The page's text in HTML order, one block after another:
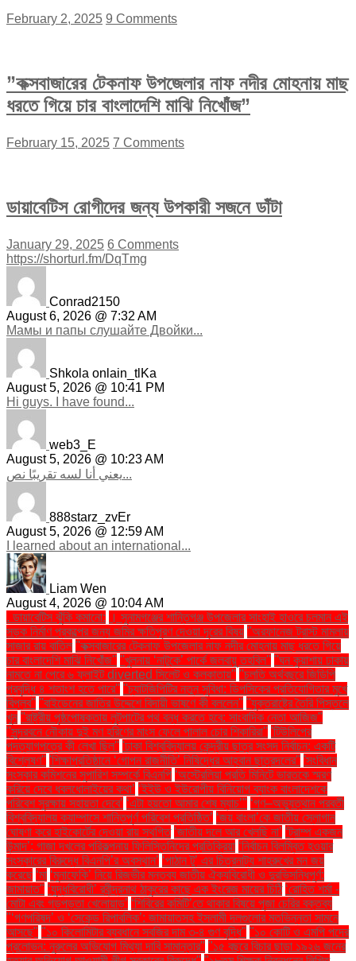
February 2, 2025 9 Comments
”কক্সবাজারের টেকনাফ উপজেলার নাফ নদীর মোহনায় মাছ
ধরতে গিয়ে চার বাংলাদেশি মাঝি নিখোঁজ”
February 15, 2025 7 Comments
ডায়াবেটিস রোগীদের জন্য উপকারী সজনে ডাঁটা
January 29, 2025 6 Comments
https://shorturl.fm/DqTmg
Conrad2150
August 6, 2026 @ 7:32 AM
Мамы и папы слушайте Двойки...
Shkola onlain_tlKa
August 5, 2026 @ 10:41 PM
Hi guys. I have found...
web3_E
August 5, 2026 @ 10:23 AM
يعني أنا لسه تقريبًا نص...
888starz_zvEr
August 5, 2026 @ 12:59 AM
I learned about an international...
Liam Wen
August 4, 2026 @ 10:04 AM
. ডায়াবেটিস ঝুঁকি কমানো:
। সুনামগঞ্জের শান্তিগঞ্জ উপজেলার সাংহাই হাওরে চলমান এই
সড়ক নির্মাণ প্রকল্পের জন্য জমির ক্ষতিপূরণ দেওয়া দূরের বিষয় ''অরফানেজ ট্রাস্ট মামলায়
সাজার রায় বাতিল ''কক্সবাজারের টেকনাফ উপজেলার নাফ নদীর মোহনায় মাছ ধরতে গিয়ে
চার বাংলাদেশি মাঝি নিখোঁজ'' ''খুলনায় ‘নাটুকে’ পার্কে জলবায়ু তহবিল'' ''ঘন কুয়াশায় ঢাকায়
নামতে না পেরে ৬ ফ্লাইট diverted সিলেট ও কলকাতায়'' ''চলতি অর্থবছরে জিডিপি
প্রবৃদ্ধি ৪ শতাংশ হতে পারে'' ''চ্যাটজিপিটির নতুন সুবিধা: ডিপসিকের প্রতিযোগিতার মুখে
বিপ্লব'' ''বাইডেনের জাতির উদ্দেশে বিদায়ী ভাষণে কী বললেন'' ''যুক্তরাষ্ট্রে তৈরি পিস্তলে
খুন ''রাষ্ট্রীয় পৃষ্ঠপোষকতায় লুটপাটের পথ বন্ধ করতে হবে: সাংবাদিক নেতা আজিজ"
''সুন্দরবনে নৌকায় দুই মণ হরিণের মাংস ফেলে পালাল চোর শিকারিরা'' 'টিউলিপের
পদত্যাগপত্রে কী লেখা ছিল'' 'ঢাকা বিশ্ববিদ্যালয় কেন্দ্রীয় ছাত্র সংসদ নির্বাচন: একটি
বিশ্লেষণ'' 'শিক্ষাপ্রতিষ্ঠানে ‘গোপন রাজনীতি’ নিষিদ্ধের আহ্বান ছাত্রদলের'' 'সংবিধান
সংস্কার কমিশনের সুপারিশ সম্পর্কে বিএনপি ‘অস্ট্রেলিয়া প্রতি মিনিটে ভারতকে স্মরণ
করিয়ে দেবে ধবলধোলাইয়ের কথা’ ‘ইইউ ও ইউরোপীয় বিনিয়োগ ব্যাংক বাংলাদেশকে
পরিবেশ সুরক্ষায় সহায়তা দেবে’ ‘এটা হয়তো আমার শেষ ম্যাচ’" ‘গণ–অভ্যুত্থান পরবর্তী
বিশ্ববিদ্যালয় ক্যাম্পাসে শান্তিপূর্ণ পরিবেশ প্রতিষ্ঠিত’ ‘জয় বাংলা’কে জাতীয় স্লোগান
ঘোষণা করে হাইকোর্টের দেওয়া রায় স্থগিত ‘জাতীয় দলে আর খেলছি না’ ‘ট্রাম্প একজন
উন্মাদ’: গাজা দখলের পরিকল্পনায় ফিলিস্তিনিদের প্রতিক্রিয়া ‘নির্বাচন বিলম্বিত হওয়ার
সংস্কারের বিরুদ্ধে বিএনপি’র অবস্থান’ ‘পাঠান টু’ এর চিত্রনাট্য শাহরুখের মন জয়
করেছে ‘মা ‘মুনাফেকি’ নিয়ে রিজভীর মন্তব্য জাতীয় ঐক্যবিরোধী ও দুরভিসন্ধিপূর্ণ:
জামায়াত" ‘যুদ্ধবিরোধী’ রবীন্দ্রনাথ ঠাকুরের কাছে এক ইংরেজ মায়ের চিঠি ‘রোহিত শর্মা -
মোটা এবং গড়পড়তা খেলোয়াড়’ ‘শিবিরের কমিটি’তে থাকার বিষয়ে পূজা চেরির বক্তব্য
"‘গণপরিষদ’ ও ‘সেকেন্ড রিপাবলিক’: জামায়াতসহ ইসলামী দলগুলোর মতভিন্নতা সামনে
আসছে" "১০ কিলোমিটার ব্যবধানে সবজির দাম ৩-৪ গুণ বৃদ্ধি" "১০ কোটি ও এমপি পদের
প্রলোভন: নুরুলের অভিযোগ মিথ্যা দাবি সামান্তার" "১৫ বছরে বিচার ছাড়া ১৯২৬ জনের